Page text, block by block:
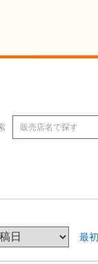
最初